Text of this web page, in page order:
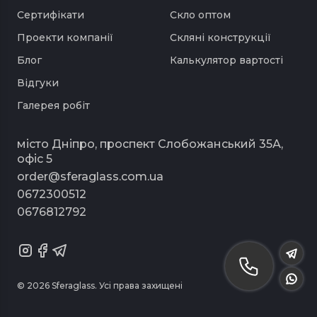
Розсувні. Більш сучасний різновид, який
площею. Розсувні скляні двері у ванну
відкриваються в бік, тим самим
заощаджуючи корисний простір
використовується високоякісна фурнітура,
яка запобігає випаданню стулки з
напрямних. Вироби можуть бути
виготовлені з різних видів скла
різних стилістичних напрямках.
Маятникові. За типом конструкції схожі з
орними. Однак, на відміну від перших,
Сертифікати
Проекти компанії
Блог
Відгуки
Галерея робіт
Скло оптом
Скляні конструкції
Калькулятор вартості
місто Дніпро, проспект Слобожанський 35А,
офіс 5
order@sferaglass.com.ua
0672300512
0676812792
© 2026 Sferaglass. Усі права захищені